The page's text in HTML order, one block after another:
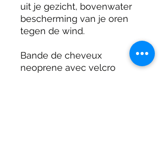
uit je gezicht, bovenwater
bescherming van je oren
tegen de wind.
Bande de cheveux
neoprene avec velcro